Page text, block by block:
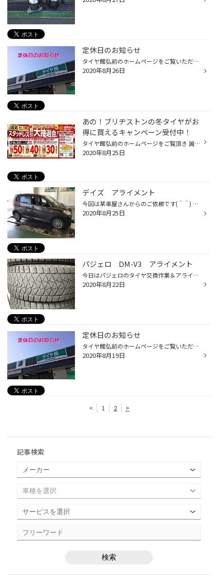
定休日のお知らせ
タイヤ館弘前のホームページをご覧いただき 誠にありがとうございます！ 本日8月26日(水)は定休日のためお休みになります。 作業予約やお問い合わせ等は翌27日(木)以降にお願い致します。 お手数をお掛け致して申し訳ございませんが ご理解とご協力のほどよろしくお願い致します。
2020年8月26日
あの！ブリヂストンの冬タイヤがお
得に買えるキャンペーン受付中！
タイヤ館弘前のホームページをご覧頂き 誠にありがとうございます。 今年も開催します！ 抽選で当たるとブリヂストンの冬タイヤがお得になるキャンペーン！ スタッドレス割引大抽選会!! ★対象商品★ 【ＶＲＸ2】 軽自動車～ミニバン、一部ＳＵＶはコチラ！ ブリザック史上最高性能！ＶＲＸ2 【ＤＭ-...
2020年8月25日
デイズ アライメント
今回は某車屋さんからのご依頼です(＾＾) 内容がタイヤの片べりとの事なのでアライメント測定＆調整作業をしていきます♪ まずはエアー調整＆ナットのトルクチェックをして現状確認のため試乗します！ 試乗が終わったらピットへ入庫しセンサーを取り付けて測定作業です！ 測定作業の結果、左前が大き...
2020年8月25日
パジェロ DM-V3 アライメント
今日はパジェロのタイヤ交換作業＆アライメント作業です！ 交換前の写真を撮り忘れてしまいました・・・すいませんm(__)m で、外したタイヤがこちら 片べり傾向が見られますね。 このままだと、せっかくタイヤを新しくしても同じように片べりしてしまうので勿体ないですよね！ タイヤを上手に使用し...
2020年8月22日
定休日のお知らせ
タイヤ館弘前のホームページをご覧いただき 誠にありがとうございます！ 本日8月19日(水)は定休日のためお休みになります。 作業予約やお問い合わせ等は翌20日(木)以降にお願い致します。 お手数をお掛け致して申し訳ございませんが ご理解とご協力のほどよろしくお願い致します。
2020年8月19日
< 1 2 >
記事検索